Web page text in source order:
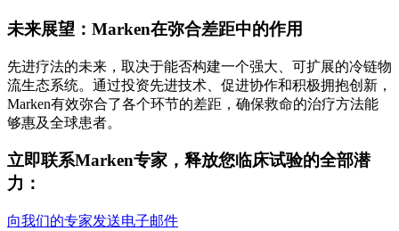
未来展望：Marken在弥合差距中的作用
先进疗法的未来，取决于能否构建一个强大、可扩展的冷链物
流生态系统。通过投资先进技术、促进协作和积极拥抱创新，
Marken有效弥合了各个环节的差距，确保救命的治疗方法能
够惠及全球患者。
立即联系Marken专家，释放您临床试验的全部潜
力：
向我们的专家发送电子邮件